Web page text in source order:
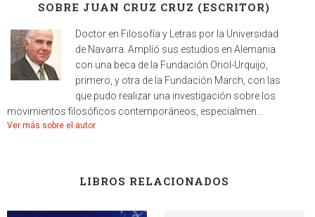
SOBRE JUAN CRUZ CRUZ (ESCRITOR)
Doctor en Filosofía y Letras por la Universidad
de Navarra. Amplíó sus estudios en Alemania
con una beca de la Fundación Oriol-Urquijo,
primero, y otra de la Fundación March, con las
que pudo realizar una investigación sobre los
movimientos filosóficos contemporáneos, especialmen...
Ver más sobre el autor
LIBROS RELACIONADOS